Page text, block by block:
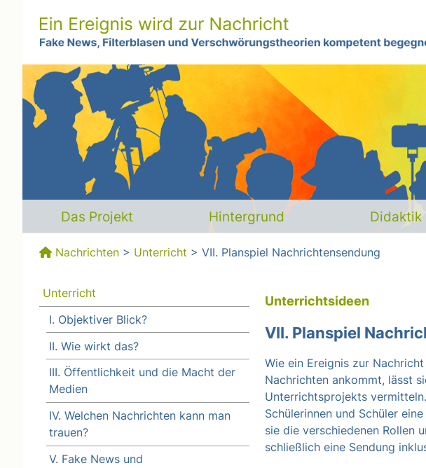
Das Projekt Hintergrund Didaktik
Nachrichten > Unterricht > VII. Planspiel Nachrichtensendung
Unterricht
I. Objektiver Blick?
II. Wie wirkt das?
III. Öffentlichkeit und die Macht der
Medien
IV. Welchen Nachrichten kann man
trauen?
V. Fake News und
Unterrichtsideen
VII. Planspiel
Wie ein Ereignis zur
Nachrichten ankommt, lässt
Unterrichtsprojekts
Schülerinnen und Schüler
sie die verschiedenen Rollen
schließlich eine Sendung